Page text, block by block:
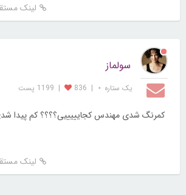
لینک
سولماز
یک ستاره ⋆ |
836
| 1199 پست
کمرنگ شدی مهندس کجایییییی؟؟؟؟ کم پیدا
لینک